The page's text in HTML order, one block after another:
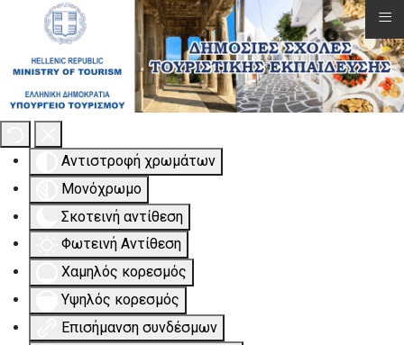
Εργαλειοθήκη Προσβασιμότητας
Αντιστροφή χρωμάτων
Μονόχρωμο
Σκοτεινή αντίθεση
Φωτεινή Αντίθεση
Χαμηλός κορεσμός
Υψηλός κορεσμός
Επισήμανση συνδέσμων
≡